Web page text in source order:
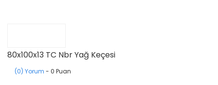
80x100x13 TC Nbr Yağ Keçesi
(0) Yorum - 0 Puan